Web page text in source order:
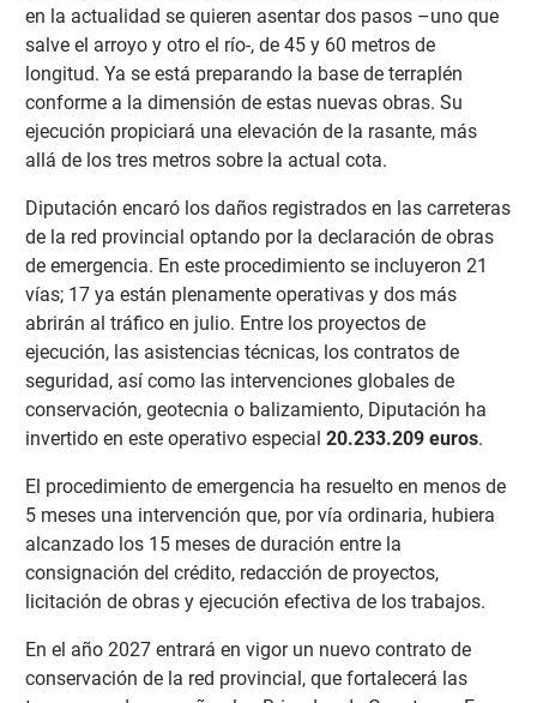
en la actualidad se quieren asentar dos pasos –uno que
salve el arroyo y otro el río-, de 45 y 60 metros de
longitud. Ya se está preparando la base de terraplén
conforme a la dimensión de estas nuevas obras. Su
ejecución propiciará una elevación de la rasante, más
allá de los tres metros sobre la actual cota.
Diputación encaró los daños registrados en las carreteras
de la red provincial optando por la declaración de obras
de emergencia. En este procedimiento se incluyeron 21
vías; 17 ya están plenamente operativas y dos más
abrirán al tráfico en julio. Entre los proyectos de
ejecución, las asistencias técnicas, los contratos de
seguridad, así como las intervenciones globales de
conservación, geotecnia o balizamiento, Diputación ha
invertido en este operativo especial 20.233.209 euros.
El procedimiento de emergencia ha resuelto en menos de
5 meses una intervención que, por vía ordinaria, hubiera
alcanzado los 15 meses de duración entre la
consignación del crédito, redacción de proyectos,
licitación de obras y ejecución efectiva de los trabajos.
En el año 2027 entrará en vigor un nuevo contrato de
conservación de la red provincial, que fortalecerá las